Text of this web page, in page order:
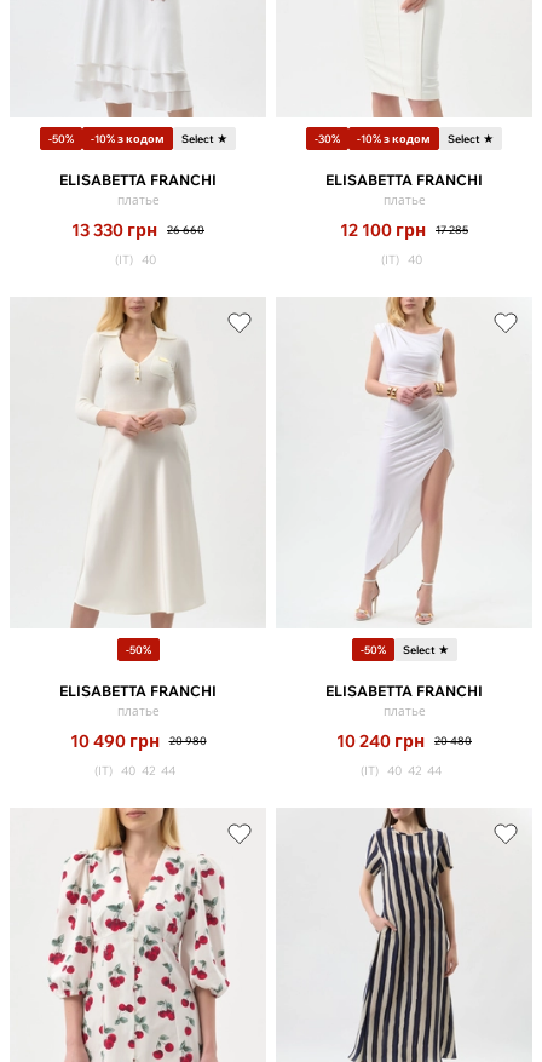
-50% -10% з кодом Select ★
ELISABETTA FRANCHI
платье
13 330 грн 26 660
(IT) 40
-30% -10% з кодом Select ★
ELISABETTA FRANCHI
платье
12 100 грн 17 285
(IT) 40
-50%
ELISABETTA FRANCHI
платье
10 490 грн 20 980
(IT) 40 42 44
-50% Select ★
ELISABETTA FRANCHI
платье
10 240 грн 20 480
(IT) 40 42 44